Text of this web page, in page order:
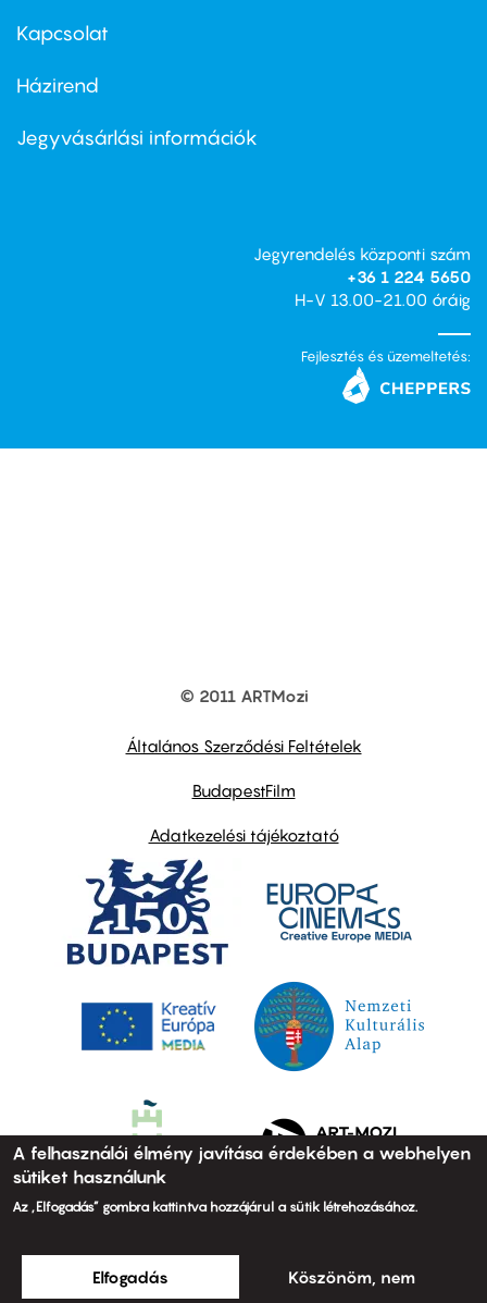
firstKapcsolat
Footer
second
Házirend
Jegyvásárlási információk
Jegyrendelés központi szám
+36 1 224 5650
H-V 13.00-21.00 óráig
Fejlesztés és üzemeltetés:
© 2011 ARTMozi
Általános Szerződési Feltételek
BudapestFilm
Adatkezelési tájékoztató
A felhasználói élmény javítása érdekében a webhelyen
sütiket használunk
Az „Elfogadás” gombra kattintva hozzájárul a sütik létrehozásához.
Elfogadás Köszönöm, nem